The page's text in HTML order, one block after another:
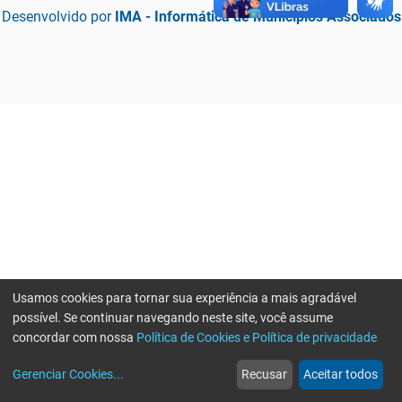
Desenvolvido por IMA - Informática de Municípios Associados
web
Notícias
more_horiz
Mais
Usamos cookies para tornar sua experiência a mais agradável
possível. Se continuar navegando neste site, você assume
concordar com nossa Política de Cookies e Política de privacidade
Gerenciar Cookies... Recusar Aceitar todos
Erro ao enviar informações, por favor tente novamente